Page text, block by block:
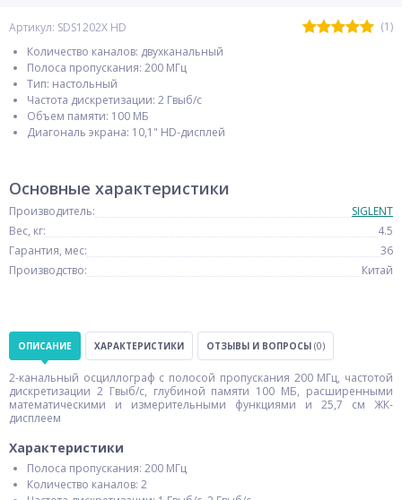
Артикул: SDS1202X HD
(1)
Количество каналов: двухканальный
Полоса пропускания: 200 МГц
Тип: настольный
Частота дискретизации: 2 Гвыб/с
Объем памяти: 100 МБ
Диагональ экрана: 10,1" HD-дисплей
Основные характеристики
Производитель:
SIGLENT
Вес, кг:
4.5
Гарантия, мес:
36
Производство:
Китай
ОПИСАНИЕ ХАРАКТЕРИСТИКИ ОТЗЫВЫ И ВОПРОСЫ (0)
2-канальный осциллограф с полосой пропускания 200 МГц, частотой
дискретизации 2 Гвыб/с, глубиной памяти 100 МБ, расширенными
математическими и измерительными функциями и 25,7 см ЖК-
дисплеем
Характеристики
Полоса пропускания: 200 МГц
Количество каналов: 2